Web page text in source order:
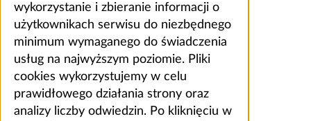
wykorzystanie i zbieranie informacji o
użytkownikach serwisu do niezbędnego
minimum wymaganego do świadczenia
usług na najwyższym poziomie. Pliki
cookies wykorzystujemy w celu
prawidłowego działania strony oraz
analizy liczby odwiedzin. Po kliknięciu w